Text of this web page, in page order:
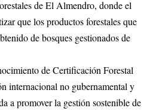
de El Almendro, donde el
que los productos forestales que
de bosques gestionados de
de Certificación Forestal
internacional no gubernamental y
a promover la gestión sostenible de